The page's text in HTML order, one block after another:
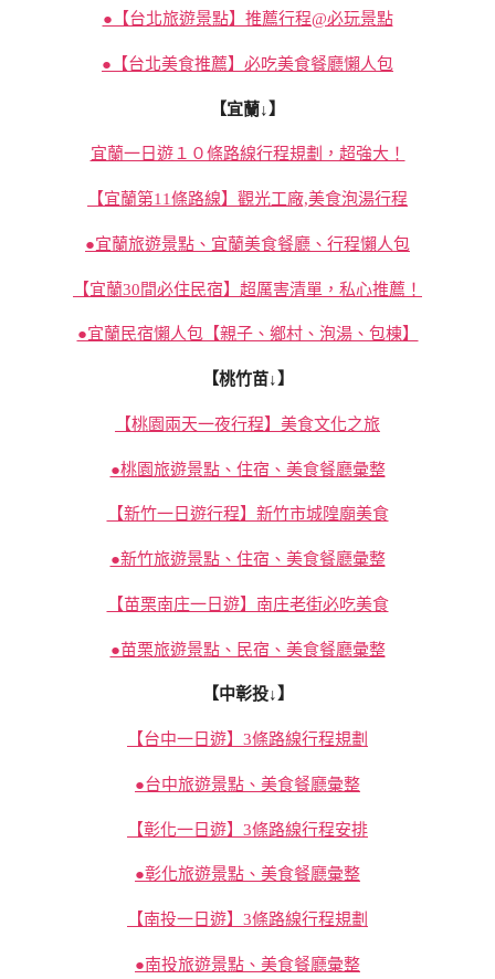
●【台北旅遊景點】推薦行程@必玩景點
●【台北美食推薦】必吃美食餐廳懶人包
【宜蘭↓】
宜蘭一日遊１０條路線行程規劃，超強大！
【宜蘭第11條路線】觀光工廠,美食泡湯行程
●宜蘭旅遊景點、宜蘭美食餐廳、行程懶人包
【宜蘭30間必住民宿】超厲害清單，私心推薦！
●宜蘭民宿懶人包【親子、鄉村、泡湯、包棟】
【桃竹苗↓】
【桃園兩天一夜行程】美食文化之旅
●桃園旅遊景點、住宿、美食餐廳彙整
【新竹一日遊行程】新竹市城隍廟美食
●新竹旅遊景點、住宿、美食餐廳彙整
【苗栗南庄一日遊】南庄老街必吃美食
●苗栗旅遊景點、民宿、美食餐廳彙整
【中彰投↓】
【台中一日遊】3條路線行程規劃
●台中旅遊景點、美食餐廳彙整
【彰化一日遊】3條路線行程安排
●彰化旅遊景點、美食餐廳彙整
【南投一日遊】3條路線行程規劃
●南投旅遊景點、美食餐廳彙整